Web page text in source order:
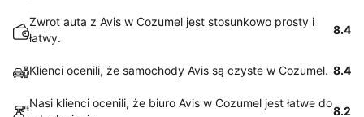
Zwrot auta z Avis w Cozumel jest stosunkowo prosty i
łatwy.
8.4
Klienci ocenili, że samochody Avis są czyste w Cozumel. 8.4
Nasi klienci ocenili, że biuro Avis w Cozumel jest łatwe do
8.2